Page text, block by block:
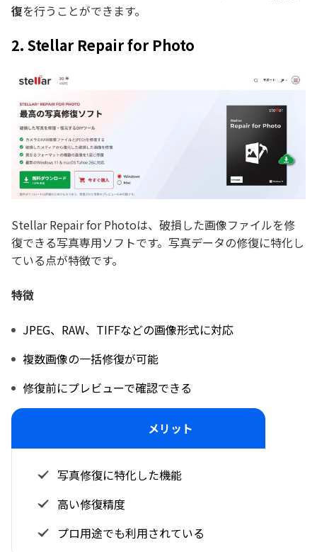
復を行うことができます。
2. Stellar Repair for Photo
Stellar Repair for Photoは、破損した画像ファイルを修
復できる写真専用ソフトです。写真データの修復に特化し
ている点が特徴です。
特徴
JPEG、RAW、TIFFなどの画像形式に対応
複数画像の一括修復が可能
修復前にプレビューで確認できる
メリット
写真修復に特化した機能
高い修復精度
プロ用途でも利用されている